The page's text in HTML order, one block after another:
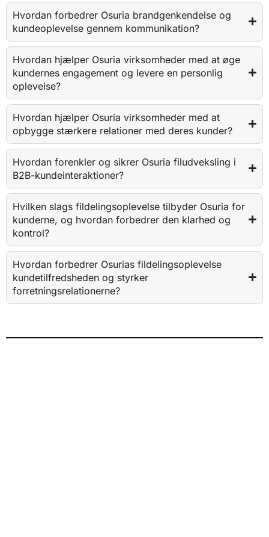
Hvordan forbedrer Osuria brandgenkendelse og
kundeoplevelse gennem kommunikation?
Hvordan hjælper Osuria virksomheder med at øge
kundernes engagement og levere en personlig
oplevelse?
Hvordan hjælper Osuria virksomheder med at
opbygge stærkere relationer med deres kunder?
Hvordan forenkler og sikrer Osuria filudveksling i
B2B-kundeinteraktioner?
Hvilken slags fildelingsoplevelse tilbyder Osuria for
kunderne, og hvordan forbedrer den klarhed og
kontrol?
Hvordan forbedrer Osurias fildelingsoplevelse
kundetilfredsheden og styrker
forretningsrelationerne?